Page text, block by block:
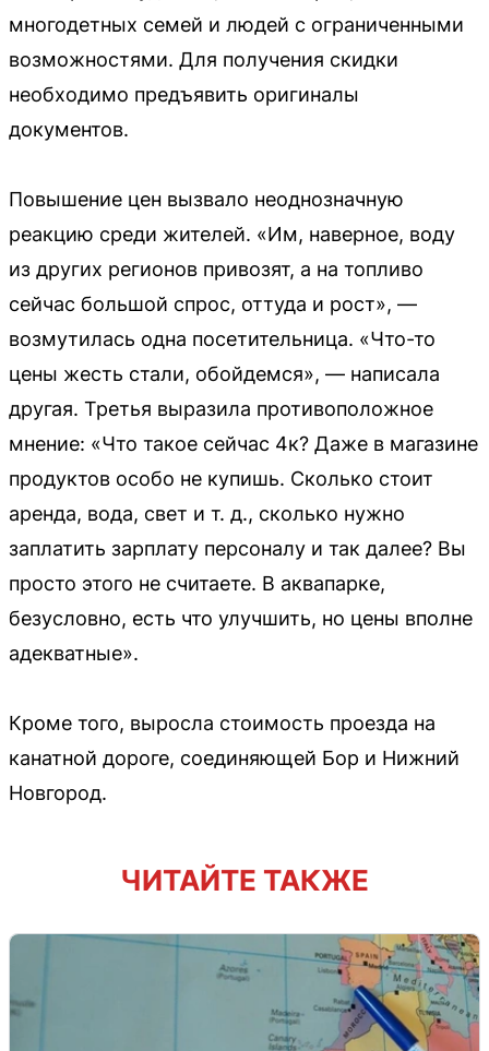
многодетных семей и людей с ограниченными
возможностями. Для получения скидки
необходимо предъявить оригиналы
документов.
Повышение цен вызвало неоднозначную
реакцию среди жителей. «Им, наверное, воду
из других регионов привозят, а на топливо
сейчас большой спрос, оттуда и рост», —
возмутилась одна посетительница. «Что-то
цены жесть стали, обойдемся», — написала
другая. Третья выразила противоположное
мнение: «Что такое сейчас 4к? Даже в магазине
продуктов особо не купишь. Сколько стоит
аренда, вода, свет и т. д., сколько нужно
заплатить зарплату персоналу и так далее? Вы
просто этого не считаете. В аквапарке,
безусловно, есть что улучшить, но цены вполне
адекватные».
Кроме того, выросла стоимость проезда на
канатной дороге, соединяющей Бор и Нижний
Новгород.
ЧИТАЙТЕ ТАКЖЕ